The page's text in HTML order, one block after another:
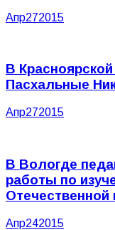
Апр272015
В
Пасхальные
Апр272015
В Вологде
работы по
Отечественной
Апр242015